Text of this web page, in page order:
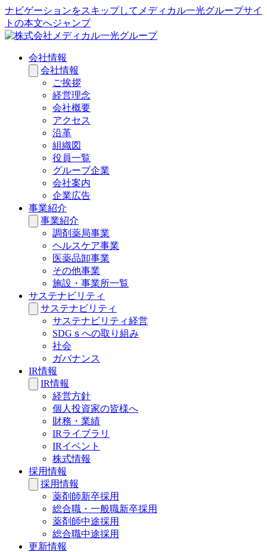
ナビゲーションをスキップしてメディカル一光グループサイ
トの本文へジャンプ
会社情報
会社情報
ご挨拶
経営理念
会社概要
アクセス
沿革
組織図
役員一覧
グループ企業
会社案内
企業広告
事業紹介
事業紹介
調剤薬局事業
ヘルスケア事業
医薬品卸事業
その他事業
施設・事業所一覧
サステナビリティ
サステナビリティ
サステナビリティ経営
SDGｓへの取り組み
社会
ガバナンス
IR情報
IR情報
経営方針
個人投資家の皆様へ
財務・業績
IRライブラリ
IRイベント
株式情報
採用情報
採用情報
薬剤師新卒採用
総合職・一般職新卒採用
薬剤師中途採用
総合職中途採用
更新情報